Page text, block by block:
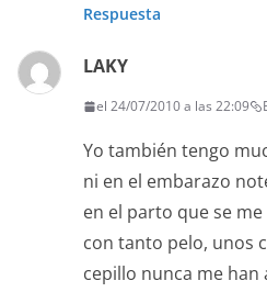
Respuesta
LAKY
el 24/07/2010 a las 22:09
Yo también tengo
ni en el embarazo
en el parto que se
con tanto pelo, unos
cepillo nunca me han